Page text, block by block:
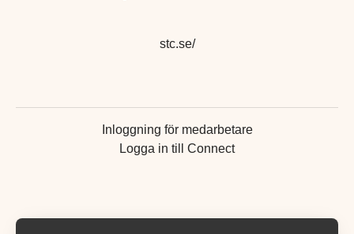
stc.se/
Inloggning för medarbetare
Logga in till Connect